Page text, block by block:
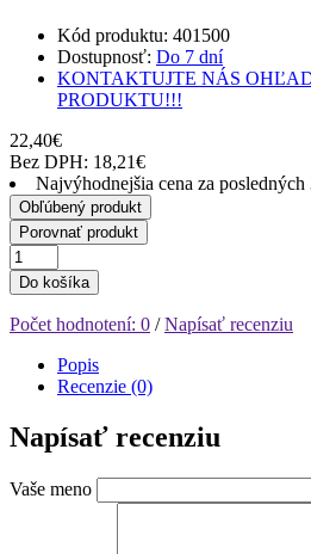
Kód produktu: 401500
Dostupnosť: Do 7 dní
KONTAKTUJTE NÁS
PRODUKTU!!!
22,40€
Bez DPH: 18,21€
Najvýhodnejšia cena za
Obľúbený produkt
Porovnať produkt
Do košíka
Počet hodnotení: 0 /Napísať recenziu
Popis
Recenzie (0)
Napísať recenziu
Vaše meno